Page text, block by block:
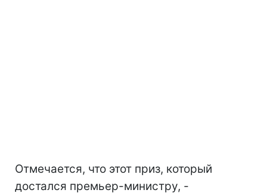
Отмечается, что этот приз, который
достался премьер-министру, -